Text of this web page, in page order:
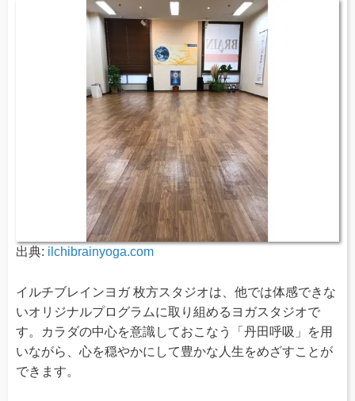
出典: ilchibrainyoga.com
イルチブレインヨガ 枚方スタジオは、他では体感できな
いオリジナルプログラムに取り組めるヨガスタジオで
す。カラダの中心を意識しておこなう「丹田呼吸」を用
いながら、心を穏やかにして豊かな人生をめざすことが
できます。